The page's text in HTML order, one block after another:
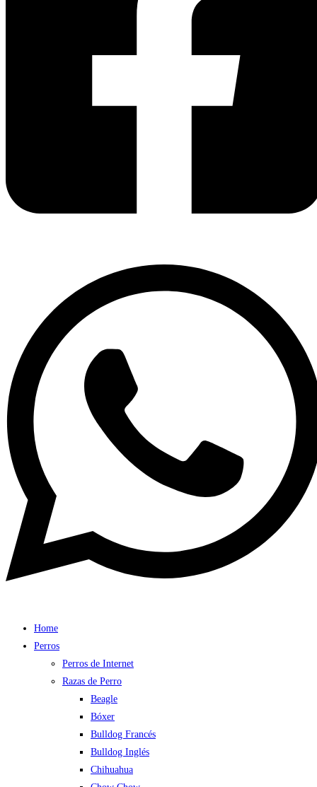
Home
Perros
Perros de Internet
Razas de Perro
Beagle
Bóxer
Bulldog Francés
Bulldog Inglés
Chihuahua